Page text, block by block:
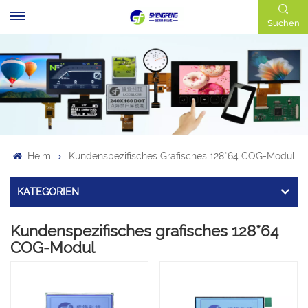
Suchen
Heim Kundenspezifisches Grafisches 128*64 COG-Modul
KATEGORIEN
Kundenspezifisches grafisches 128*64
COG-Modul